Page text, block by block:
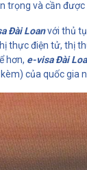
trọng và cần được
Đài Loanvới thủ
thực điện tử, thị
hơn, e-visa Đài
của quốc gia